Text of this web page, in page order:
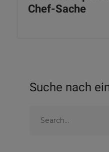
Chef-Sache
Suche nach